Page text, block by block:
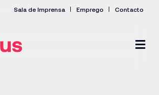
Sala de Imprensa Emprego Contacto